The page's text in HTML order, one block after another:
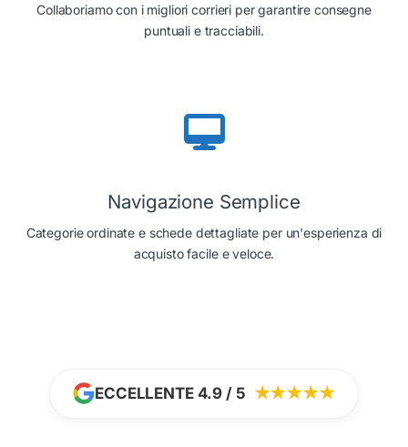
Collaboriamo con i migliori corrieri per garantire consegne
puntuali e tracciabili.
Navigazione Semplice
Categorie ordinate e schede dettagliate per un'esperienza di
acquisto facile e veloce.
ECCELLENTE 4.9 / 5 ★★★★★